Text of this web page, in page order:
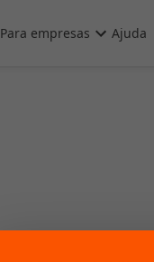
Para empresas Ajuda